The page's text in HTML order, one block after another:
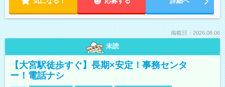
掲載日：2026.08.06
未読
【大宮駅徒歩すぐ】長期×安定！事務センタ
ー！電話ナシ